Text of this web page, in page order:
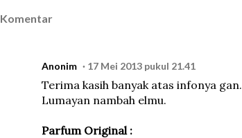
Komentar
Anonim 17 Mei 2013 pukul 21.41
Terima kasih banyak atas infonya gan.
Lumayan nambah elmu.
Parfum Original :